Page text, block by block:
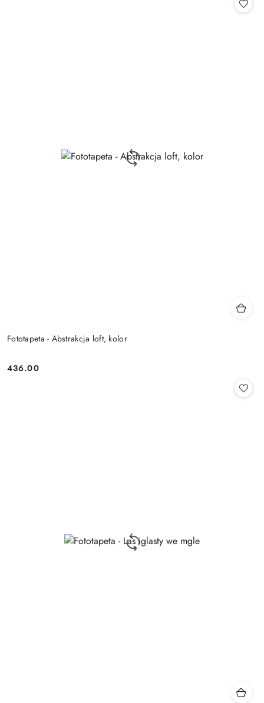
Fototapeta - Abstrakcja loft, kolor
Cena:
436.00